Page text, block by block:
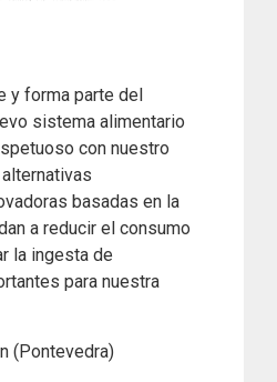
y forma parte del
sistema alimentario
con nuestro
basadas en la
a reducir el consumo
la ingesta de
para nuestra
(Pontevedra)